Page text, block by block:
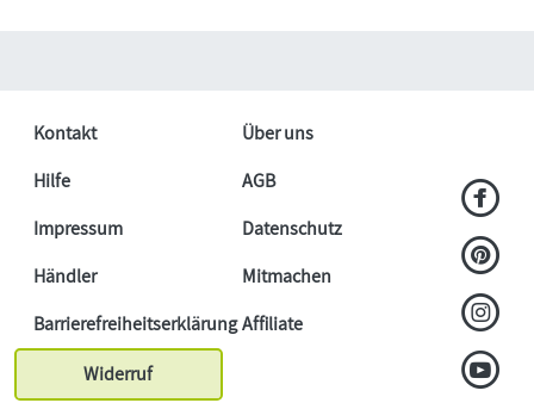
Kontakt
Über uns
Hilfe
AGB
Impressum
Datenschutz
Händler
Mitmachen
BarrierefreiheitserklärungAffiliate
Widerruf